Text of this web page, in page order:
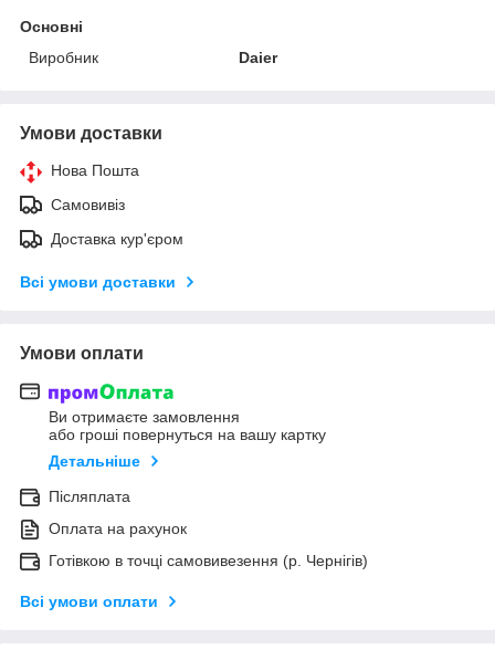
Основні
Виробник
Daier
Умови доставки
Нова Пошта
Самовивіз
Доставка кур'єром
Всі умови доставки
Умови оплати
Ви отримаєте замовлення
або гроші повернуться на вашу картку
Детальніше
Післяплата
Оплата на рахунок
Готівкою в точці самовивезення (р. Чернігів)
Всі умови оплати